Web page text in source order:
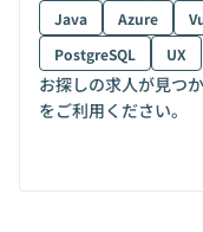
Java
Azure
PostgreSQL
UX
お探しの求人が見つ
をご利用ください。